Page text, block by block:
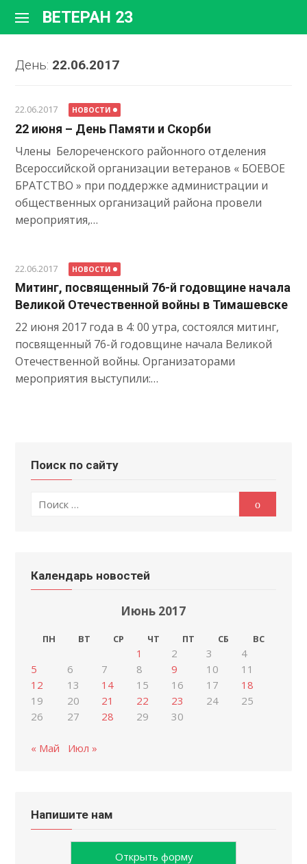
содержимому
ВЕТЕРАН 23
День: 22.06.2017
22.06.2017 НОВОСТИ
22 июня – День Памяти и Скорби
Члены Белореченского районного отделения
Всероссийской организации ветеранов « БОЕВОЕ
БРАТСТВО » при поддержке администрации и
общественных организаций района провели
мероприятия,…
22.06.2017 НОВОСТИ
Митинг, посвященный 76-й годовщине начала
Великой Отечественной войны в Тимашевске
22 июня 2017 года в 4: 00 утра, состоялся митинг,
посвященный 76-й годовщине начала Великой
Отечественной войны. Организаторами
мероприятия выступили:…
Поиск по сайту
по:
Календарь новостей
Июнь 2017
ПН ВТ СР ЧТ ПТ СБ ВС
1 2 3
4
5
6 7 8 9 10
11
12
13 14 15 16 17
18
19
20 21 22 23 24
25
26
27 28 29 30
« Май Июл »
Напишите нам
Открыть форму